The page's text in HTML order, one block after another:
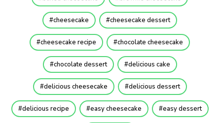
cheesecake cheesecake dessert
cheesecake recipe chocolate cheesecake
chocolate dessert delicious cake
delicious cheesecake delicious dessert
delicious recipe easy cheesecake easy dessert